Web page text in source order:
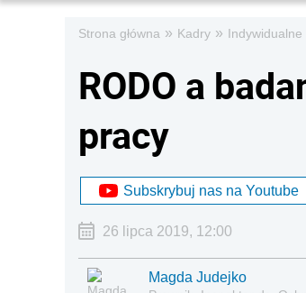
Strona główna » Kadry »
RODO a
pracy
Subskrybuj nas na Youtube
26 lipca 2019, 12:00
Magda Judejko